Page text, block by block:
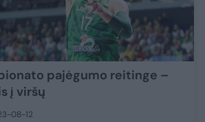
pajėgumo reitinge –
į viršų
08-12